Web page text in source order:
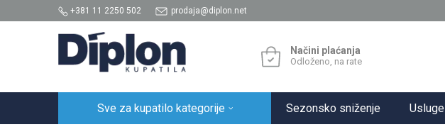
+381 11 2250 502 prodaja@diplon.net
Načini plaćanja
Odloženo, na rate
Sve za kupatilo kategorije Sezonsko sniženje Usluge